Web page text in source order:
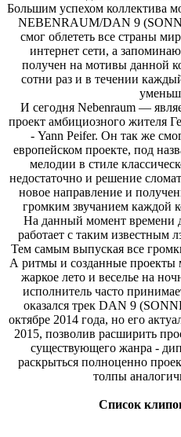
Большим успехом коллектива
NEBENRAUM/DAN 9
смог облететь все страны
интернет сети, а
получен на мотивы данной
сотни раз и в течении
И сегодня Nebenraum —
проект амбициозного жителя
- Yann Peifer. Он так же
европейском проекте, под
мелодии в стиле
недостаточно и решение
новое направление и
громким звучанием каждой
На данный момент времени
работает с таким известным
Тем самым выпуская все
А ритмы и созданные проекты
жаркое лето и веселье на
исполнитель часто
оказался трек DAN 9
октябре 2014 года, но его
2015, позволив расширить
существующего жанра -
раскрыться полноценно
толпы
Список